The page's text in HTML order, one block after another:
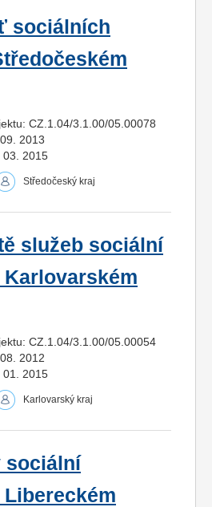
sociálních
CZ.1.04/3.1.00/05.00078
2013
03. 2015
Středočeský kraj
služeb sociální
CZ.1.04/3.1.00/05.00054
2012
01. 2015
Karlovarský kraj
sociální